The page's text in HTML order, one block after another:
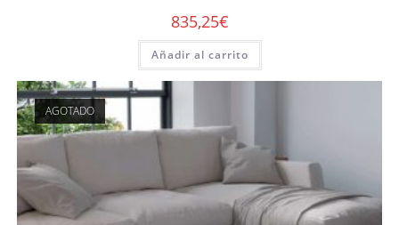
835,25€
Añadir al carrito
AGOTADO